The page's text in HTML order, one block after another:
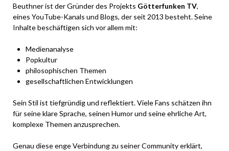
Beuthner ist der Gründer des Projekts Götterfunken TV,
eines YouTube-Kanals und Blogs, der seit 2013 besteht. Seine
Inhalte beschäftigen sich vor allem mit:
Medienanalyse
Popkultur
philosophischen Themen
gesellschaftlichen Entwicklungen
Sein Stil ist tiefgründig und reflektiert. Viele Fans schätzen ihn
für seine klare Sprache, seinen Humor und seine ehrliche Art,
komplexe Themen anzusprechen.
Genau diese enge Verbindung zu seiner Community erklärt,